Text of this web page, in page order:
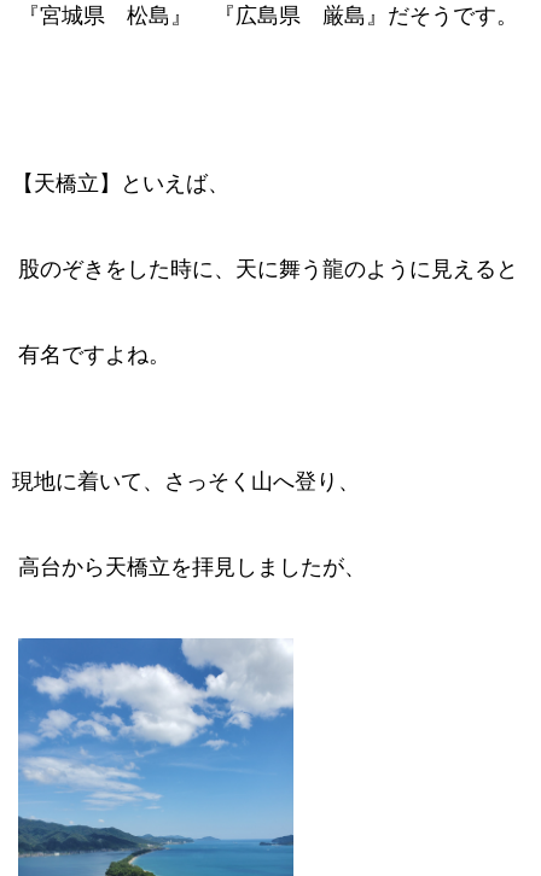
『宮城県 松島』 『広島県 厳島』だそうです。
【天橋立】といえば、
股のぞきをした時に、天に舞う龍のように見えると
有名ですよね。
現地に着いて、さっそく山へ登り、
高台から天橋立を拝見しましたが、